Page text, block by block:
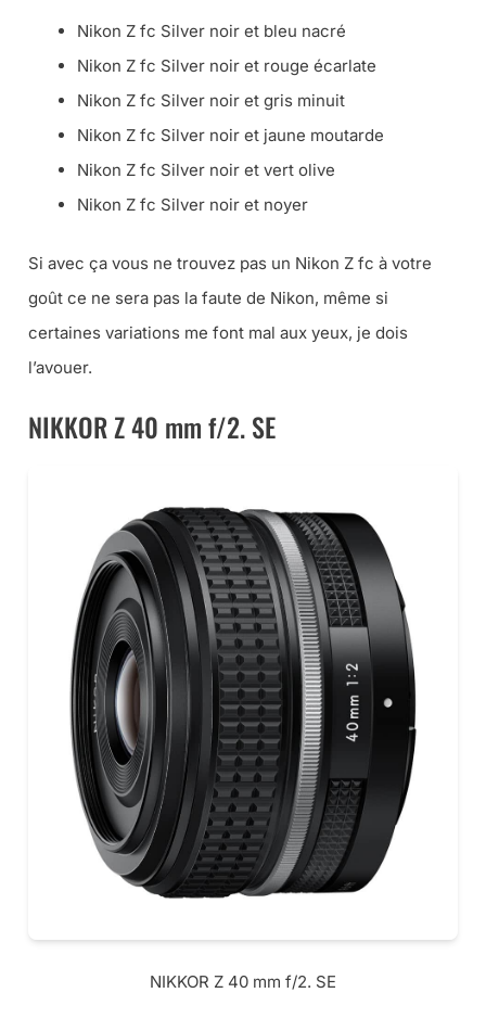
Nikon Z fc Silver noir et bleu nacré
Nikon Z fc Silver noir et rouge écarlate
Nikon Z fc Silver noir et gris minuit
Nikon Z fc Silver noir et jaune moutarde
Nikon Z fc Silver noir et vert olive
Nikon Z fc Silver noir et noyer
Si avec ça vous ne trouvez pas un Nikon Z fc à votre
goût ce ne sera pas la faute de Nikon, même si
certaines variations me font mal aux yeux, je dois
l’avouer.
NIKKOR Z 40 mm f/2. SE
NIKKOR Z 40 mm f/2. SE